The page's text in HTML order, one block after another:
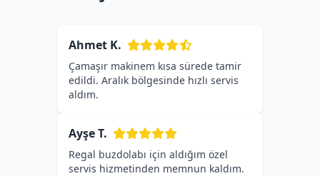
Ahmet K.
Çamaşır makinem kısa sürede tamir
edildi. Aralık bölgesinde hızlı servis
aldım.
Ayşe T.
Regal buzdolabı için aldığım özel
servis hizmetinden memnun kaldım.